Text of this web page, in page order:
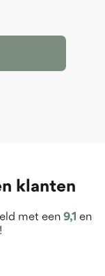
klanten
met een 9,1 en